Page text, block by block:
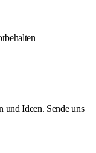
und Ideen. Sende uns